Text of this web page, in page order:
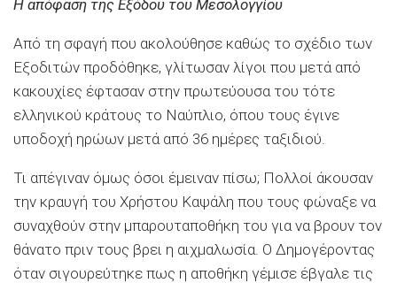
Η απόφαση της Εξόδου του Μεσολογγίου
Από τη σφαγή που ακολούθησε καθώς το σχέδιο των
Εξοδιτών προδόθηκε, γλίτωσαν λίγοι που μετά από
κακουχίες έφτασαν στην πρωτεύουσα του τότε
ελληνικού κράτους το Ναύπλιο, όπου τους έγινε
υποδοχή ηρώων μετά από 36 ημέρες ταξιδιού.
Τι απέγιναν όμως όσοι έμειναν πίσω; Πολλοί άκουσαν
την κραυγή του Χρήστου Καψάλη που τους φώναξε να
συναχθούν στην μπαρουταποθήκη του για να βρουν τον
θάνατο πριν τους βρει η αιχμαλωσία. Ο Δημογέροντας
όταν σιγουρεύτηκε πως η αποθήκη γέμισε έβγαλε τις